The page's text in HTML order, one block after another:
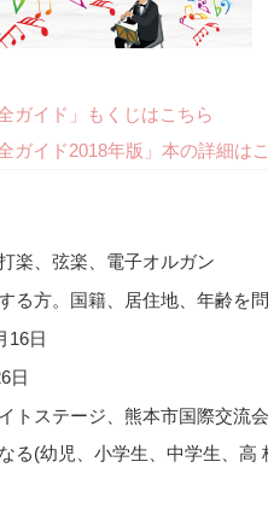
ガイド」もくじはこちら
ガイド2018年版」本の詳細は
楽、弦楽、電子オルガン
る方。国籍、居住地、年齢を
16日
日
トステージ、熊本市国際交流
る(幼児、小学生、中学生、高